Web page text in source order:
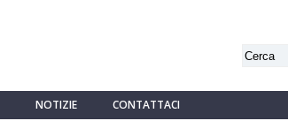
NOTIZIE CONTATTACI